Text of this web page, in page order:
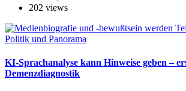
202 views
Politik und Panorama
KI-Sprachanalyse kann Hinweise geben –
Demenzdiagnostik